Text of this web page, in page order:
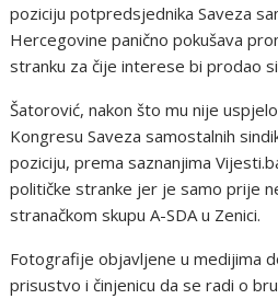
poziciju potpredsjednika Saveza
Hercegovine panično pokušava
stranku za čije interese bi prodao
Šatorović, nakon što mu nije
Kongresu Saveza samostalnih
poziciju, prema saznanjima
političke stranke jer je samo prije
stranačkom skupu A-SDA u Zenici.
Fotografije objavljene u medijima
prisustvo i činjenicu da se radi o